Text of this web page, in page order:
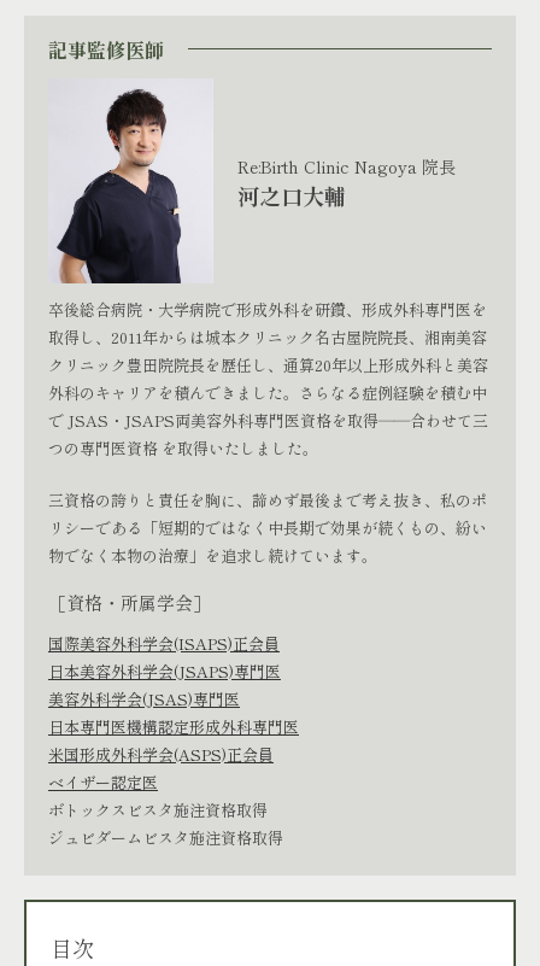
記事監修医師
Re:Birth Clinic Nagoya 院長
河之口大輔
［資格・所属学会］
国際美容外科学会(ISAPS)正会員
日本美容外科学会(JSAPS)専門医
美容外科学会(JSAS)専門医
日本専門医機構認定形成外科専門医
米国形成外科学会(ASPS)正会員
ベイザー認定医
ボトックスビスタ施注資格取得
ジュビダームビスタ施注資格取得
卒後総合病院・大学病院で形成外科を研鑽、形成外科専門医を
取得し、2011年からは城本クリニック名古屋院院長、湘南美容
クリニック豊田院院長を歴任し、通算20年以上形成外科と美容
外科のキャリアを積んできました。さらなる症例経験を積む中
で JSAS・JSAPS両美容外科専門医資格を取得――合わせて三
つの専門医資格 を取得いたしました。
三資格の誇りと責任を胸に、諦めず最後まで考え抜き、私のポ
リシーである「短期的ではなく中長期で効果が続くもの、紛い
物でなく本物の治療」を追求し続けています。
目次